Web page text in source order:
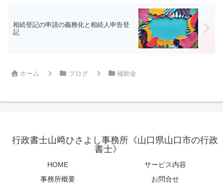
相続登記の申請の義務化と相続人申告登
記
ホーム ブログ 補助金
行政書士山﨑ひさよし事務所《山口県山口市の行政
書士》
HOME
サービス内容
事務所概要
お問合せ